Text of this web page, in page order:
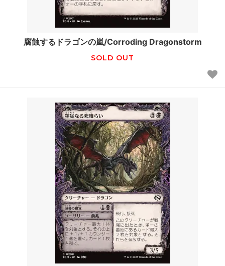
腐蝕するドラゴンの嵐/Corroding Dragonstorm
SOLD OUT